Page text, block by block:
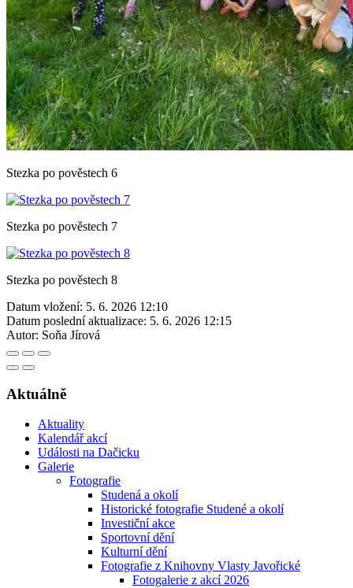
Stezka po pověstech 6
Stezka po pověstech 7
Stezka po pověstech 8
Datum vložení: 5. 6. 2026 12:10
Datum poslední aktualizace: 5. 6. 2026 12:15
Autor: Soňa Jírová
Aktuálně
Aktuality
Kalendář akcí
Události na Dačicku
Galerie
Fotografie
Studená a okolí
Historické fotografie Studené a okolí
Investiční akce
Sportovní dění
Kulturní dění
Fotografie z Knihovny Vlasty Javořické
Fotogalerie z akcí 2026